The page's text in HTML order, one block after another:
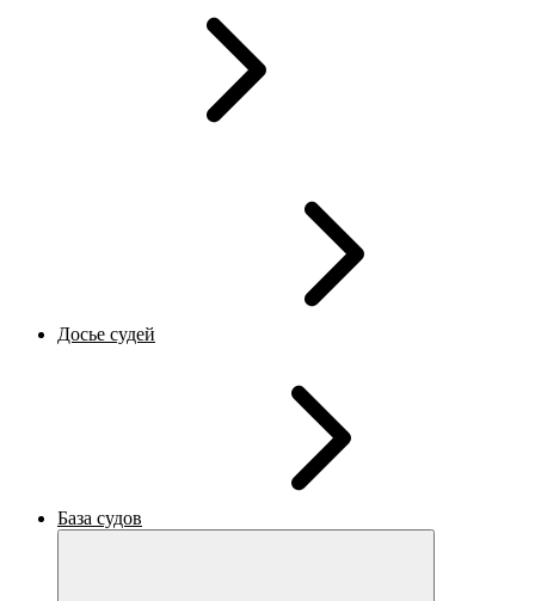
Досье судей
База судов